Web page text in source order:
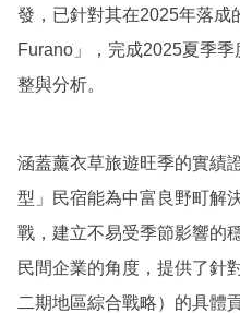
發，已針對其在2025年落成
Furano」，完成2025夏季
整與分析。
涵蓋薰衣草旅遊旺季的實績
型」民宿能為中富良野町解
戰，建立不易受季節影響的
民間企業的角度，提供了針
二期地區綜合戰略）的具體